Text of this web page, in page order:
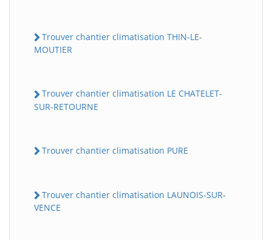
Trouver chantier climatisation THIN-LE-
MOUTIER
Trouver chantier climatisation LE CHATELET-
SUR-RETOURNE
Trouver chantier climatisation PURE
Trouver chantier climatisation LAUNOIS-SUR-
VENCE